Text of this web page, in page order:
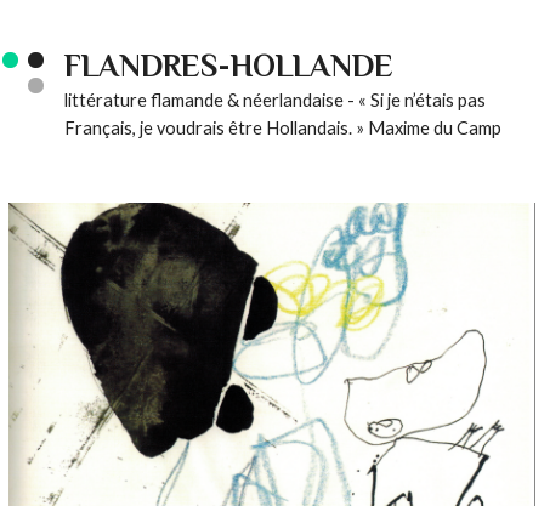
FLANDRES-HOLLANDE
littérature flamande & néerlandaise - « Si je n’étais pas
Français, je voudrais être Hollandais. » Maxime du Camp